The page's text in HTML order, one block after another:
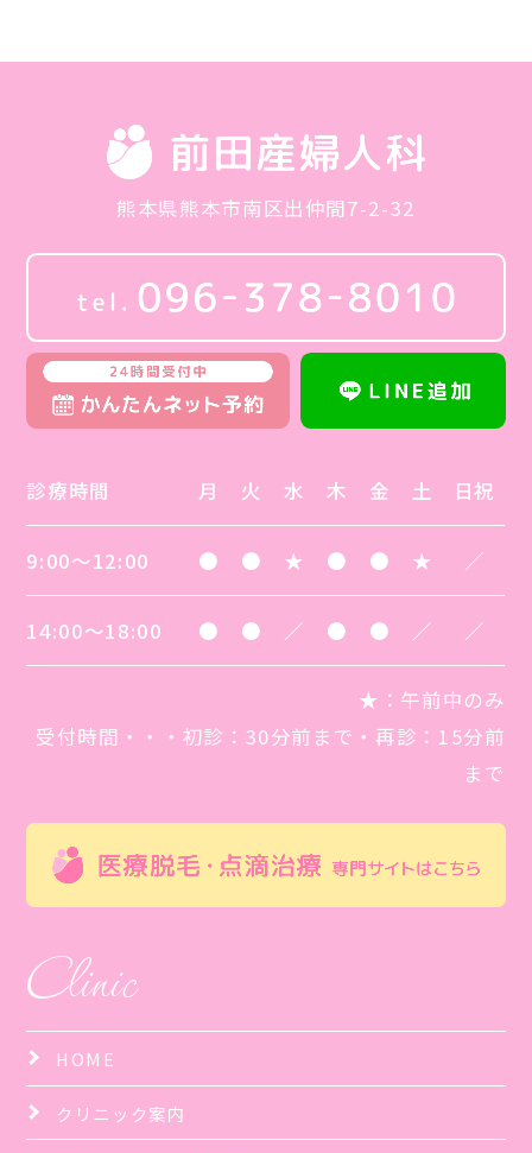
熊本県熊本市南区出仲間7-2-32
診療時間 月 火 水 木 金 土 日祝
9:00～12:00 ● ● ★ ● ● ★ ／
14:00～18:00 ● ● ／ ● ● ／ ／
★ ：午前中のみ
受付時間・・・初診：30分前まで・再診：15分前
まで
Clinic
HOME
クリニック案内